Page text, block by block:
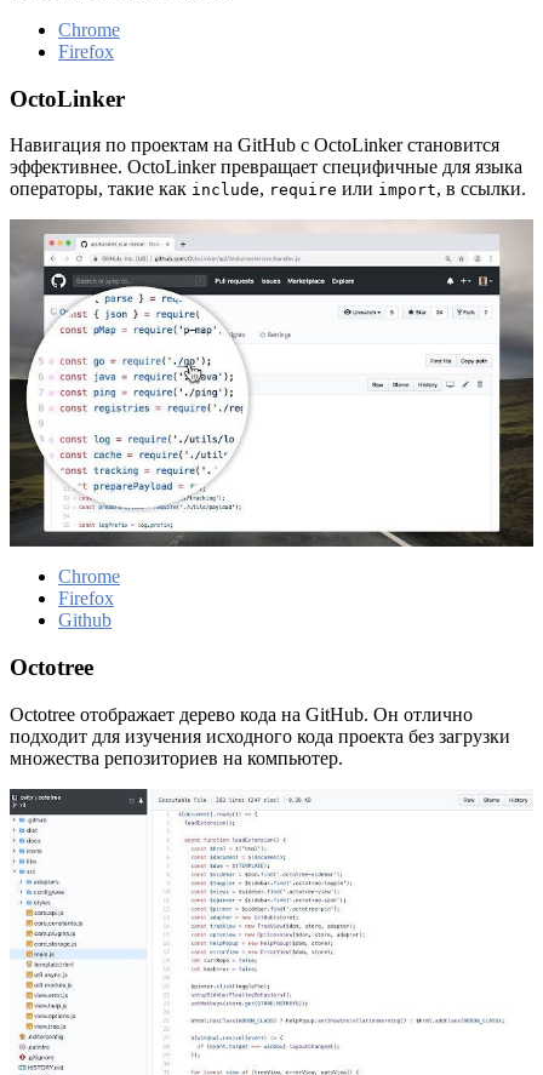
Chrome
Firefox
OctoLinker
Навигация по проектам на GitHub с OctoLinker становится
эффективнее. OctoLinker превращает специфичные для языка
операторы, такие как include, require или import, в ссылки.
Chrome
Firefox
Github
Octotree
Octotree отображает дерево кода на GitHub. Он отлично
подходит для изучения исходного кода проекта без загрузки
множества репозиториев на компьютер.